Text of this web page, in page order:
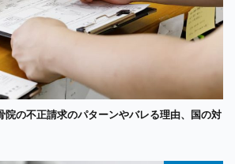
院の不正請求のパターンやバレる理由、国の対